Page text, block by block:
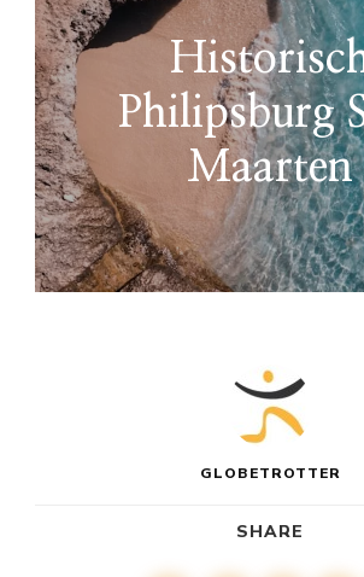
Philipsburg
Maarten
GLOBETROTTER
SHARE